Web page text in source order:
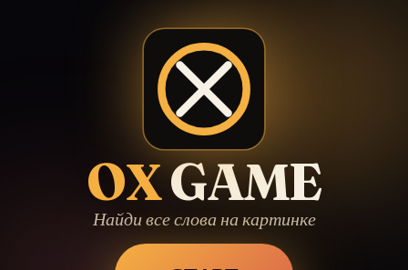
OXGAME
Найди все слова на картинке